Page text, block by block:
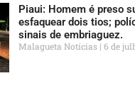
Piaui: Homem é preso
esfaquear dois tios;
sinais de embriaguez.
Malagueta Notícias 6 de